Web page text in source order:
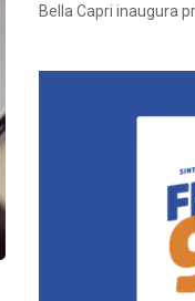
Bella Capri inaugura